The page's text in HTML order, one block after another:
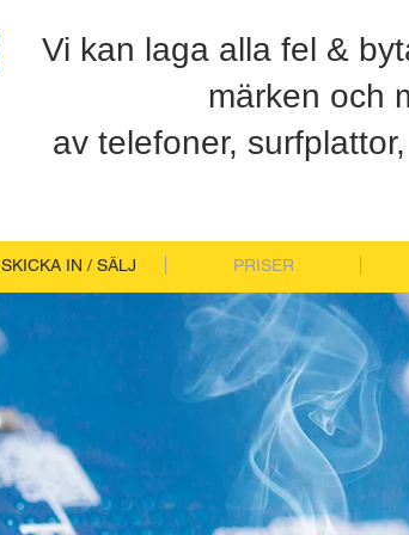
Vi kan laga alla fel &
märken och
av telefoner,
SKICKA IN / SÄLJ PRISER